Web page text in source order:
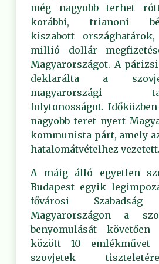
még nagyobb terhet
korábbi, trianoni
kiszabott
millió dollár
Magyarországot. A
deklarálta a
magyarországi
folytonosságot.
nagyobb teret nyert
kommunista párt, amely
hatalomátvételhez vezetett.
A máig álló egyetlen
Budapest egyik
fővárosi
Magyarországon a
benyomulását
között 10
szovjetek